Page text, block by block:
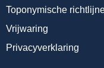
Toponymische
Vrijwaring
Privacyverklaring